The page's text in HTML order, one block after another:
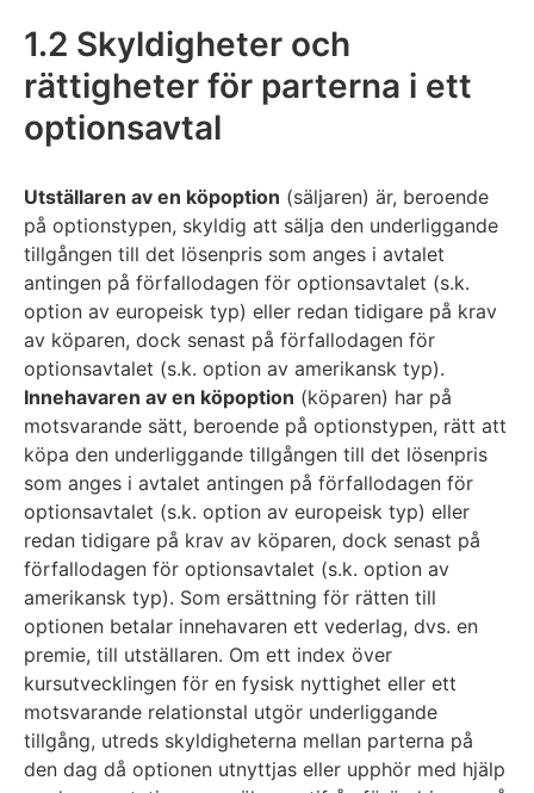
1.2 Skyldigheter och
rättigheter för parterna i ett
optionsavtal
Utställaren av en köpoption (säljaren) är, beroende
på optionstypen, skyldig att sälja den underliggande
tillgången till det lösenpris som anges i avtalet
antingen på förfallodagen för optionsavtalet (s.k.
option av europeisk typ) eller redan tidigare på krav
av köparen, dock senast på förfallodagen för
optionsavtalet (s.k. option av amerikansk typ).
Innehavaren av en köpoption (köparen) har på
motsvarande sätt, beroende på optionstypen, rätt att
köpa den underliggande tillgången till det lösenpris
som anges i avtalet antingen på förfallodagen för
optionsavtalet (s.k. option av europeisk typ) eller
redan tidigare på krav av köparen, dock senast på
förfallodagen för optionsavtalet (s.k. option av
amerikansk typ). Som ersättning för rätten till
optionen betalar innehavaren ett vederlag, dvs. en
premie, till utställaren. Om ett index över
kursutvecklingen för en fysisk nyttighet eller ett
motsvarande relationstal utgör underliggande
tillgång, utreds skyldigheterna mellan parterna på
den dag då optionen utnyttjas eller upphör med hjälp